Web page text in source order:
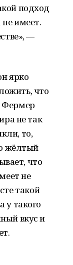
подход
имеет.
—
ярко
что
Фермер
не так
то,
жёлтый
что
не
такой
у такого
вкус и